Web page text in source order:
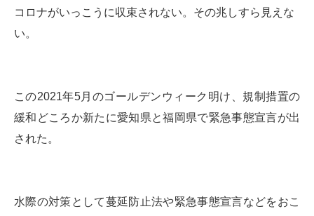
コロナがいっこうに収束されない。その兆しすら見えな
い。
この2021年5月のゴールデンウィーク明け、規制措置の
緩和どころか新たに愛知県と福岡県で緊急事態宣言が出
された。
水際の対策として蔓延防止法や緊急事態宣言などをおこ